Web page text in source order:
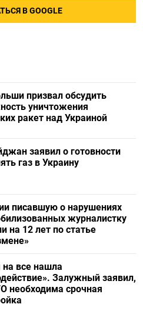
В GOOGLE
призвал обсудить
уничтожения
ракет над Украиной
заявил о готовности
газ в Украину
писавшую о нарушениях
журналистку
на 12 лет по статье
на все нашла
Залужный заявил,
необходима срочная